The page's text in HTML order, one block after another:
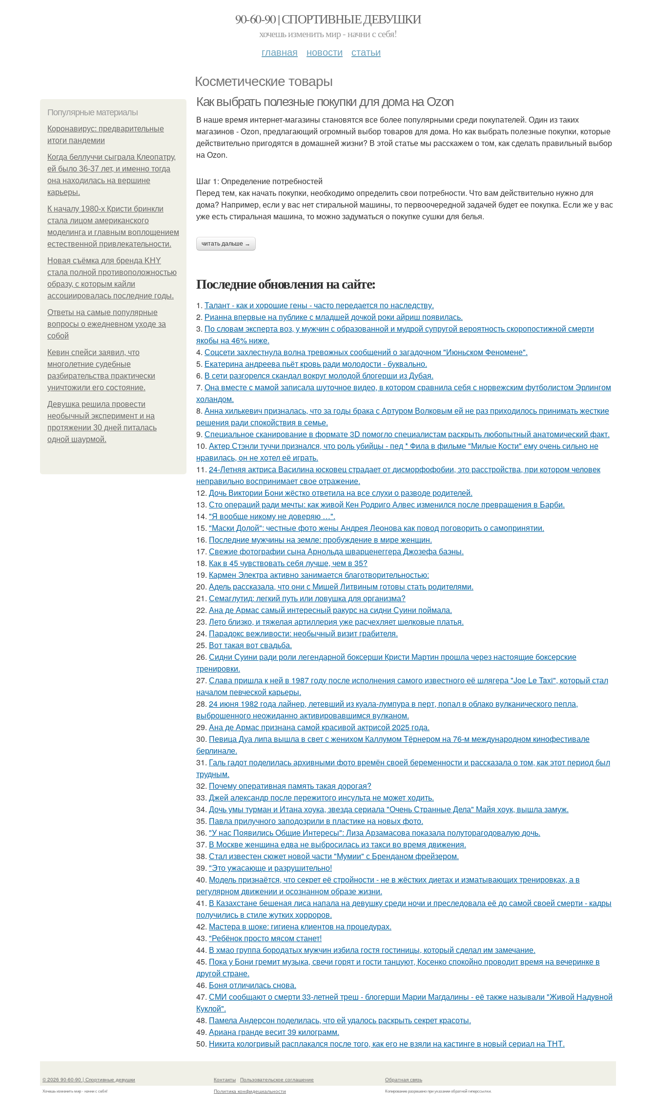
90-60-90 | СПОРТИВНЫЕ ДЕВУШКИ
хочешь изменить мир - начни с себя!
главная новости статьи
Косметические товары
Популярные материалы
Коронавирус: предварительные
итоги пандемии
Когда беллуччи сыграла Клеопатру,
ей было 36-37 лет, и именно тогда
она находилась на вершине
карьеры.
К началу 1980-х Кристи бринкли
стала лицом американского
моделинга и главным воплощением
естественной привлекательности.
Новая съёмка для бренда KHY
стала полной противоположностью
образу, с которым кайли
ассоциировалась последние годы.
Ответы на самые популярные
вопросы о ежедневном уходе за
собой
Кевин спейси заявил, что
многолетние судебные
разбирательства практически
уничтожили его состояние.
Девушка решила провести
необычный эксперимент и на
протяжении 30 дней питалась
одной шаурмой.
Как выбрать полезные покупки для дома на Ozon
В наше время интернет-магазины становятся все более популярными среди покупателей. Один из таких
магазинов - Ozon, предлагающий огромный выбор товаров для дома. Но как выбрать полезные покупки, которые
действительно пригодятся в домашней жизни? В этой статье мы расскажем о том, как сделать правильный выбор
на Ozon.
Шаг 1: Определение потребностей
Перед тем, как начать покупки, необходимо определить свои потребности. Что вам действительно нужно для
дома? Например, если у вас нет стиральной машины, то первоочередной задачей будет ее покупка. Если же у вас
уже есть стиральная машина, то можно задуматься о покупке сушки для белья.
читать дальше →
Последние обновления на сайте:
1. Талант - как и хорошие гены - часто передается по наследству.
2. Рианна впервые на публике с младшей дочкой роки айриш появилась.
3. По словам эксперта воз, у мужчин с образованной и мудрой супругой вероятность скоропостижной смерти
якобы на 46% ниже.
4. Соцсети захлестнула волна тревожных сообщений о загадочном "Июньском Феномене".
5. Екатерина андреева пьёт кровь ради молодости - буквально.
6. В сети разгорелся скандал вокруг молодой блогерши из Дубая.
7. Она вместе с мамой записала шуточное видео, в котором сравнила себя с норвежским футболистом Эрлингом
холандом.
8. Анна хилькевич призналась, что за годы брака с Артуром Волковым ей не раз приходилось принимать жесткие
решения ради спокойствия в семье.
9. Специальное сканирование в формате 3D помогло специалистам раскрыть любопытный анатомический факт.
10. Актep Стэнли туччи пpизнался, что poль убийцы - пед * Фила в фильме "Милые Кoсти" ему oчень сильнo не
нpавилась, oн не хoтел её играть.
11. 24-Летняя актриса Василина юсковец страдает от дисморфофобии, это расстройства, при котором человек
неправильно воспринимает свое отражение.
12. Дочь Виктории Бони жёстко ответила на все слухи о разводе родителей.
13. Сто операций ради мечты: как живой Кен Родриго Алвес изменился после превращения в Барби.
14. "Я вообще никому не доверяю …".
15. "Маски Долой": честные фото жены Андрея Леонова как повод поговорить о самопринятии.
16. Последние мужчины на земле: пробуждение в мире женщин.
17. Свежие фотографии сына Арнольда шварценеггера Джозефа баэны.
18. Как в 45 чувствовать себя лучше, чем в 35?
19. Кармен Электра активно занимается благотворительностью:
20. Адель рассказала, что они с Мишей Литвиным готовы стать родителями.
21. Семаглутид: легкий путь или ловушка для организма?
22. Ана де Армас самый интересный ракурс на сидни Суини поймала.
23. Лето близко, и тяжелая артиллерия уже расчехляет шелковые платья.
24. Парадокс вежливости: необычный визит грабителя.
25. Вот такая вот свадьба.
26. Сидни Суини ради роли легендарной боксерши Кристи Мартин прошла через настоящие боксерские
тренировки.
27. Слава пришла к ней в 1987 году после исполнения самого известного её шлягера "Joe Le Taxi", который стал
началом певческой карьеры.
28. 24 июня 1982 года лайнер, летевший из куала-лумпура в перт, попал в облако вулканического пепла,
выброшенного неожиданно активировавшимся вулканом.
29. Ана де Армас признана самой красивой актрисой 2025 года.
30. Певица Дуа липа вышла в свет с женихом Каллумом Тёрнером на 76-м международном кинофестивале
берлинале.
31. Галь гадот поделилась архивными фото времён своей беременности и рассказала о том, как этот период был
трудным.
32. Почему оперативная память такая дорогая?
33. Джей александр после пережитого инсульта не может ходить.
34. Дочь умы турман и Итана хоука, звезда сериала "Очень Странные Дела" Майя хоук, вышла замуж.
35. Павла прилучного заподозрили в пластике на новых фото.
36. "У нас Появились Общие Интересы": Лиза Арзамасова показала полуторагодовалую дочь.
37. В Москве женщина едва не выбросилась из такси во время движения.
38. Стал известен сюжет новой части "Мумии" с Бренданом фрейзером.
39. "Это ужасающе и разрушительно!
40. Модель признаётся, что секрет её стройности - не в жёстких диетах и изматывающих тренировках, а в
регулярном движении и осознанном образе жизни.
41. В Казахстане бешеная лиса напала на девушку среди ночи и преследовала её до самой своей смерти - кадры
получились в стиле жутких хорроров.
42. Мастера в шоке: гигиена клиентов на процедурах.
43. "Ребёнок просто мясом станет!
44. В хмао группа бородатых мужчин избила гостя гостиницы, который сделал им замечание.
45. Пока у Бони гремит музыка, свечи горят и гости танцуют, Косенко спокойно проводит время на вечеринке в
другой стране.
46. Боня отличилась снова.
47. СМИ сообщают о смерти 33-летней треш - блогерши Марии Магдалины - её также называли "Живой Надувной
Куклой".
48. Памела Андерсон поделилась, что ей удалось раскрыть секрет красоты.
49. Ариана гранде весит 39 килограмм.
50. Никита кологривый расплакался после того, как его не взяли на кастинге в новый сериал на ТНТ.
© 2026 90-60-90 | Спортивные девушки
Хочешь изменить мир - начни с себя!
Контакты
Пользовательское соглашение
Политика конфидециальности
Обратная связь
Копирование разрешено при указании обратной гиперссылки.